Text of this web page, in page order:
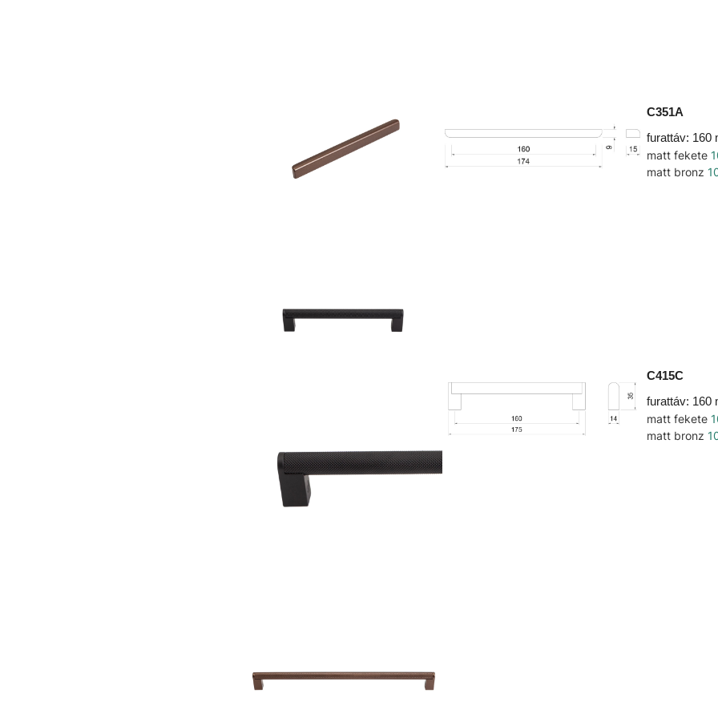
C351A
furattáv: 160
matt fekete
matt bronz
C415C
furattáv: 160
matt fekete
matt bronz